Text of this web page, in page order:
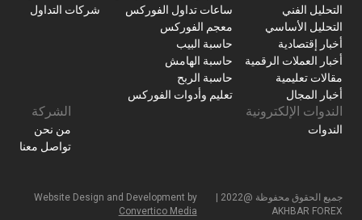
التحليل الفني
التحليل الأساسي
أخبار إقتصادية
أخبار العملات الرقمية
مقالات تعليمية
أخبار المجال
ساعات تداول الفوركس
معجم الفوركس
حاسبة البيب
حاسبة الهامش
حاسبة الربح
تعليم وأدوات الفوركس
شركات التداول
الندوات الإلكترونية
الندوات
الشركة
من نحن
تواصل معنا
جميع الحقوق محفوظة @2022 |
AKHBAR FOREX
Website Design and Development by
Convertico Media